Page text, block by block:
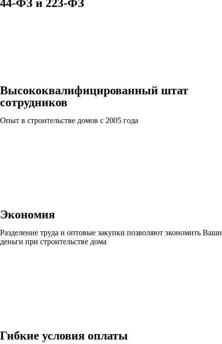
44-ФЗ и 223-ФЗ
Высококвалифицированный штат
сотрудников
Опыт в строительстве домов с 2005 года
Экономия
Разделение труда и оптовые закупки позволяют экономить Ваши
деньги при строительстве дома
Гибкие условия оплаты